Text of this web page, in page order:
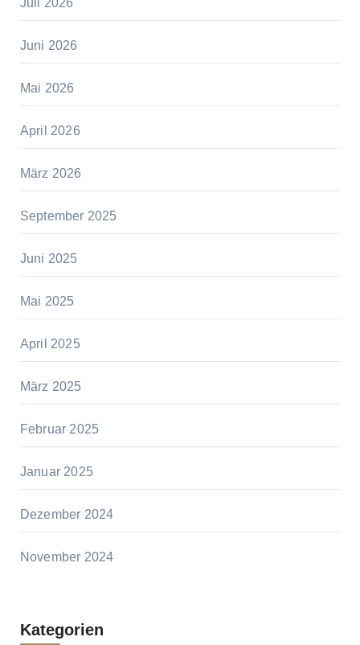
Juli 2026
Juni 2026
Mai 2026
April 2026
März 2026
September 2025
Juni 2025
Mai 2025
April 2025
März 2025
Februar 2025
Januar 2025
Dezember 2024
November 2024
Kategorien